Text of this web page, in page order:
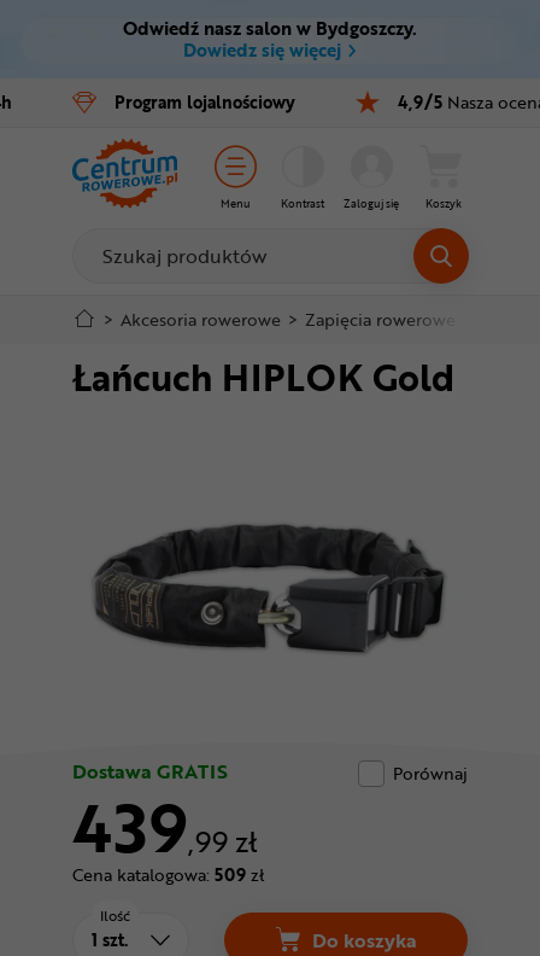
Ctrl M
Menu główne
Informacje o produkcie
Do koszyka
Szczegółowe informacje
Stopka
Odwiedź nasz salon w Bydgoszczy.
Dowiedz się więcej
Program lojalnościowy 4,9/5 Nasza
Menu Kontrast Zaloguj się Koszyk
Rowery
E-bike
Części
Akcesoria
Odzież
Kaski
Odżywki
Nowości
Superoferta
> Akcesoria rowerowe > Zapięcia rowerowe
Łańcuch HIPLOK Gold
Dostawa GRATIS Porównaj
439,99 zł
Cena katalogowa: 509zł
Ilość
Do koszyka